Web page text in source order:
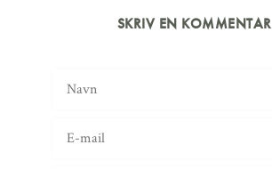
SKRIV EN KOMMENTAR